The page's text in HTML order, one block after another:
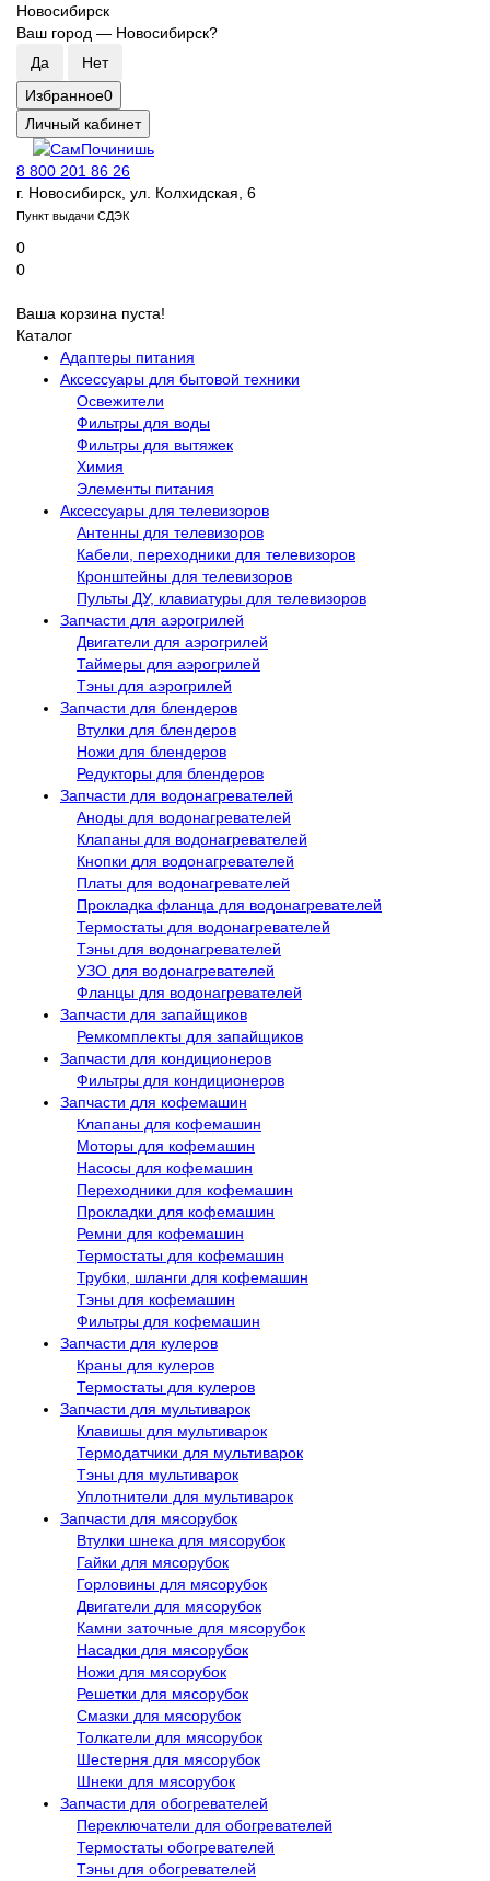
Новосибирск
Ваш город — Новосибирск?
Избранное0
Личный кабинет
8 800 201 86 26
г. Новосибирск, ул. Колхидская, 6
Пункт выдачи СДЭК
0
0
Ваша корзина пуста!
Каталог
Адаптеры питания
Аксессуары для бытовой техники
Освежители
Фильтры для воды
Фильтры для вытяжек
Химия
Элементы питания
Аксессуары для телевизоров
Антенны для телевизоров
Кабели, переходники для телевизоров
Кронштейны для телевизоров
Пульты ДУ, клавиатуры для телевизоров
Запчасти для аэрогрилей
Двигатели для аэрогрилей
Таймеры для аэрогрилей
Тэны для аэрогрилей
Запчасти для блендеров
Втулки для блендеров
Ножи для блендеров
Редукторы для блендеров
Запчасти для водонагревателей
Аноды для водонагревателей
Клапаны для водонагревателей
Кнопки для водонагревателей
Платы для водонагревателей
Прокладка фланца для водонагревателей
Термостаты для водонагревателей
Тэны для водонагревателей
УЗО для водонагревателей
Фланцы для водонагревателей
Запчасти для запайщиков
Ремкомплекты для запайщиков
Запчасти для кондиционеров
Фильтры для кондиционеров
Запчасти для кофемашин
Клапаны для кофемашин
Моторы для кофемашин
Насосы для кофемашин
Переходники для кофемашин
Прокладки для кофемашин
Ремни для кофемашин
Термостаты для кофемашин
Трубки, шланги для кофемашин
Тэны для кофемашин
Фильтры для кофемашин
Запчасти для кулеров
Краны для кулеров
Термостаты для кулеров
Запчасти для мультиварок
Клавишы для мультиварок
Термодатчики для мультиварок
Тэны для мультиварок
Уплотнители для мультиварок
Запчасти для мясорубок
Втулки шнека для мясорубок
Гайки для мясорубок
Горловины для мясорубок
Двигатели для мясорубок
Камни заточные для мясорубок
Насадки для мясорубок
Ножи для мясорубок
Решетки для мясорубок
Смазки для мясорубок
Толкатели для мясорубок
Шестерня для мясорубок
Шнеки для мясорубок
Запчасти для обогревателей
Переключатели для обогревателей
Термостаты обогревателей
Тэны для обогревателей